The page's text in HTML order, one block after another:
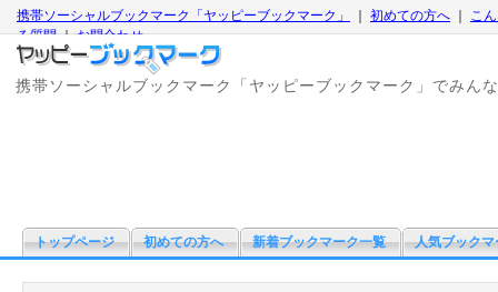
携帯ソーシャルブックマーク「ヤッピーブックマーク」 初めての方へ
こ
る質問｜お問合わせ
携帯ソーシャルブックマーク「ヤッピーブックマーク」でみん
トップページ 初めての方へ 新着ブックマーク一覧 人気ブックマ